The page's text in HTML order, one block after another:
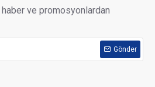
ve promosyonlardan
Gönder